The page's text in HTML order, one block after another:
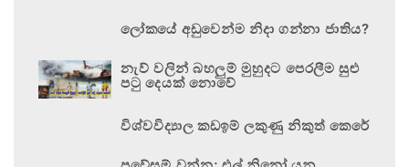
ලෝකයේ අඩුවෙන්ම නිදා ගන්නා ජාතිය?
නැව් වලින් බහලුම් මුහුදට පෙරලීම සුළු
පටු දෙයක් නොවේ
විශ්වවිද්‍යාල කඩඉම් ලකුණු නිකුත් කෙරේ